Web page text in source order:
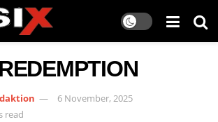
6 November, 2025
read